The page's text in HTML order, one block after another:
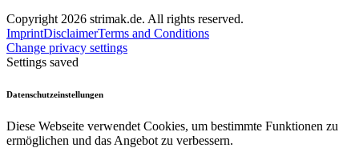
Copyright 2026 strimak.de. All rights reserved.
ImprintDisclaimerTerms and Conditions
Change privacy settings
Settings saved
Datenschutzeinstellungen
Diese Webseite verwendet Cookies, um bestimmte Funktionen zu
ermöglichen und das Angebot zu verbessern.